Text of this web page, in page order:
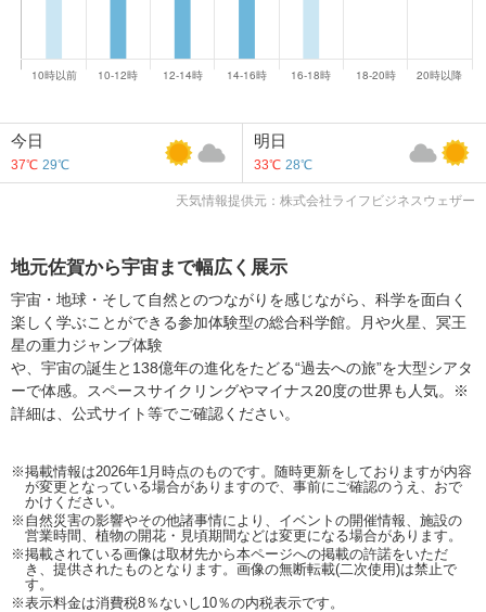
今日
37℃ 29℃
明日
33℃ 28℃
天気情報提供元：株式会社ライフビジネスウェザー
地元佐賀から宇宙まで幅広く展示
宇宙・地球・そして自然とのつながりを感じながら、科学を面白く
楽しく学ぶことができる参加体験型の総合科学館。月や火星、冥王
星の重力ジャンプ体験
や、宇宙の誕生と138億年の進化をたどる“過去への旅”を大型シアタ
ーで体感。スペースサイクリングやマイナス20度の世界も人気。※
詳細は、公式サイト等でご確認ください。
※掲載情報は2026年1月時点のものです。随時更新をしておりますが内容
が変更となっている場合がありますので、事前にご確認のうえ、おで
かけください。
※自然災害の影響やその他諸事情により、イベントの開催情報、施設の
営業時間、植物の開花・見頃期間などは変更になる場合があります。
※掲載されている画像は取材先から本ページへの掲載の許諾をいただ
き、提供されたものとなります。画像の無断転載(二次使用)は禁止で
す。
※表示料金は消費税8％ないし10％の内税表示です。